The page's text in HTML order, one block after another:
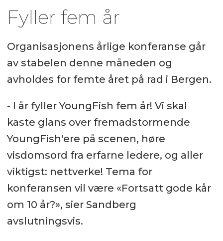
Fyller fem år
Organisasjonens årlige konferanse går
av stabelen denne måneden og
avholdes for femte året på rad i Bergen.
- I år fyller YoungFish fem år! Vi skal
kaste glans over fremadstormende
YoungFish'ere på scenen, høre
visdomsord fra erfarne ledere, og aller
viktigst: nettverke! Tema for
konferansen vil være «Fortsatt gode kår
om 10 år?», sier Sandberg
avslutningsvis.